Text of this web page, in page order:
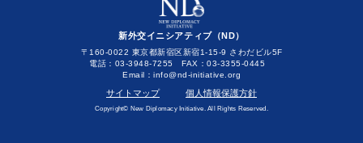
新外交イニシアティブ（ND）
〒160-0022 東京都新宿区新宿1-15-9 さわだビル5F
電話：03-3948-7255 FAX：03-3355-0445
Email：
サイトマップ 個人情報保護方針
Copyright© New Diplomacy Initiative. All Rights Reserved.